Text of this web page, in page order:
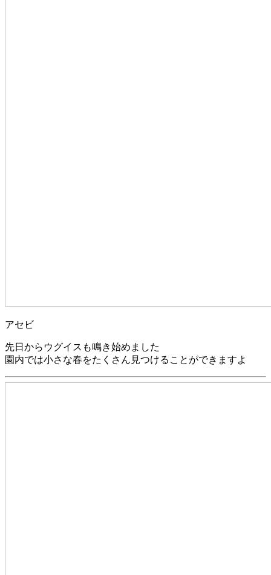
アセビ
先日からウグイスも鳴き始めました
園内では小さな春をたくさん見つけることができますよ